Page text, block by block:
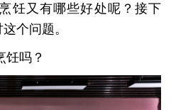
饪又有哪些好处呢？接下
个问题。
吗？